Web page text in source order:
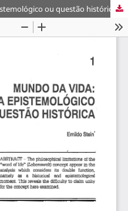
ou questão histórica